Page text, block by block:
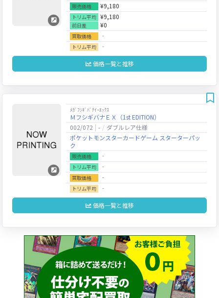
販売価格 ¥9,180
トリム平均 ¥9,180
前日差 ¥0
買取価格 ‐
トリム平均 ‐
価格一覧と推移
ﾒｶﾞﾌｼｷﾞﾊﾞﾅｲｰｴｯｸｽ
ＭフシギバナＥＸ（1st EDITION）
002/072
-
ダブルレア仕様
ポケットモンスターカードゲーム スターターパッ
ク
販売価格 ‐
トリム平均 ‐
買取価格 ‐
トリム平均 ‐
価格一覧と推移